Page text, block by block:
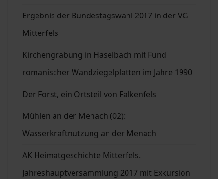
Ergebnis der Bundestagswahl 2017 in der VG
Mitterfels
Kirchengrabung in Haselbach mit Fund
romanischer Wandziegelplatten im Jahre 1990
Der Forst, ein Ortsteil von Falkenfels
Mühlen an der Menach (02):
Wasserkraftnutzung an der Menach
AK Heimatgeschichte Mitterfels.
Jahreshauptversammlung 2017 mit Exkursion